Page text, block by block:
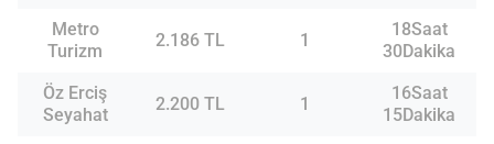
Metro
Turizm
2.186 TL 1
18Saat
30Dakika
Öz Erciş
Seyahat
2.200 TL 1
16Saat
15Dakika